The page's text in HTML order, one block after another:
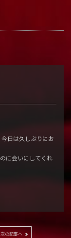
日は久しぶりにお
に会いにしてくれ
次の記事へ